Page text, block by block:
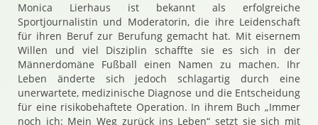
Monica Lierhaus ist bekannt als erfolgreiche
Sportjournalistin und Moderatorin, die ihre Leidenschaft
für ihren Beruf zur Berufung gemacht hat. Mit eisernem
Willen und viel Disziplin schaffte sie es sich in der
Männerdomäne Fußball einen Namen zu machen. Ihr
Leben änderte sich jedoch schlagartig durch eine
unerwartete, medizinische Diagnose und die Entscheidung
für eine risikobehaftete Operation. In ihrem Buch „Immer
noch ich: Mein Weg zurück ins Leben“ setzt sie sich mit